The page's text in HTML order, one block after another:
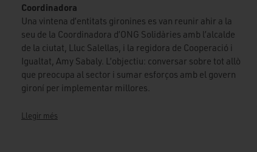
Coordinadora
Una vintena d’entitats gironines es van reunir ahir a la
seu de la Coordinadora d’ONG Solidàries amb l’alcalde
de la ciutat, Lluc Salellas, i la regidora de Cooperació i
Igualtat, Amy Sabaly. L’objectiu: conversar sobre tot allò
que preocupa al sector i sumar esforços amb el govern
gironí per implementar millores.
Llegir més